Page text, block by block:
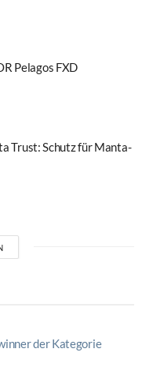
Pelagos FXD
Trust: Schutz für Manta-
der Kategorie